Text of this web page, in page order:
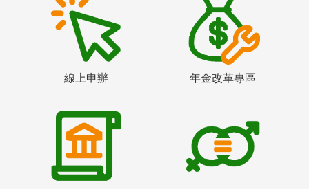
線上申辦 年金改革專區